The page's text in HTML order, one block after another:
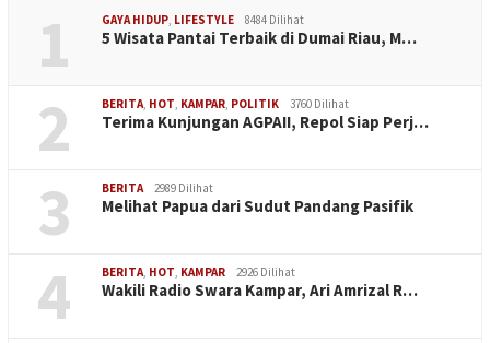
1 GAYA HIDUP LIFESTYLE 8484 Dilihat
5 Wisata Pantai Terbaik di Dumai Riau, M…
2 BERITA HOT KAMPAR POLITIK 3760 Dilihat
Terima Kunjungan AGPAII, Repol Siap Perj…
3 BERITA 2989 Dilihat
Melihat Papua dari Sudut Pandang Pasifik
4 BERITA HOT KAMPAR 2926 Dilihat
Wakili Radio Swara Kampar, Ari Amrizal R…